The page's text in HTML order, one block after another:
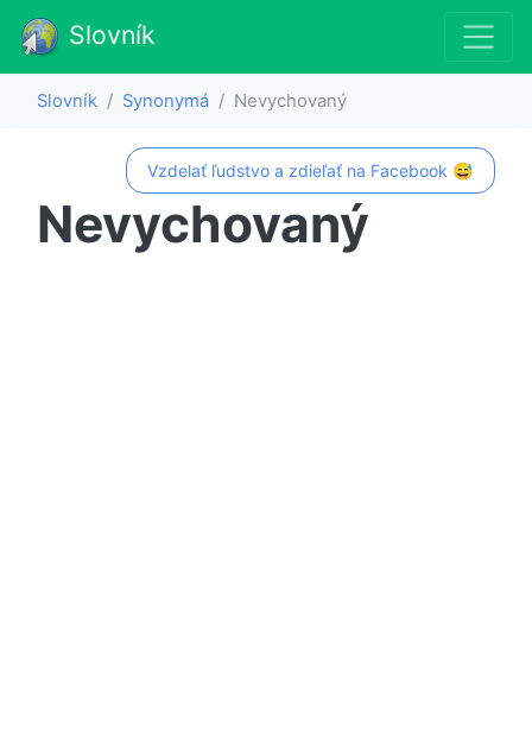
Slovník
Slovník Synonymá Nevychovaný
Vzdelať ľudstvo a zdieľať na Facebook 😅
Nevychovaný